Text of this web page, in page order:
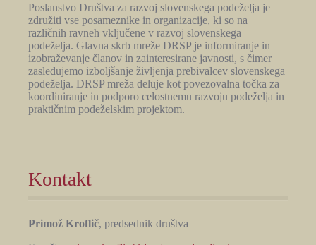
Poslanstvo Društva za razvoj slovenskega podeželja je
združiti vse posameznike in organizacije, ki so na
različnih ravneh vključene v razvoj slovenskega
podeželja. Glavna skrb mreže DRSP je informiranje in
izobraževanje članov in zainteresirane javnosti, s čimer
zasledujemo izboljšanje življenja prebivalcev slovenskega
podeželja. DRSP mreža deluje kot povezovalna točka za
koordiniranje in podporo celostnemu razvoju podeželja in
praktičnim podeželskim projektom.
Kontakt
Primož Kroflič, predsednik društva